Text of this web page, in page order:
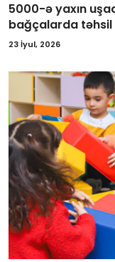
5000-ə yaxın
bağçalarda təhsil
23 İyul, 2026